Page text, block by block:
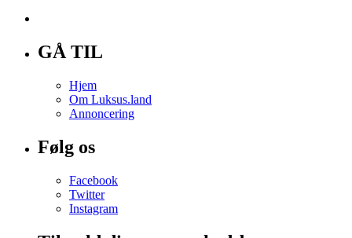
GÅ TIL
Hjem
Om Luksus.land
Annoncering
Følg os
Facebook
Twitter
Instagram